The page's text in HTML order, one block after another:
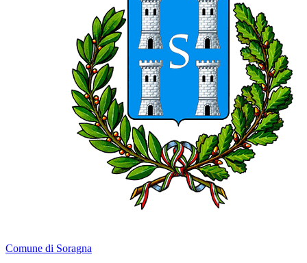
Comune di Soragna